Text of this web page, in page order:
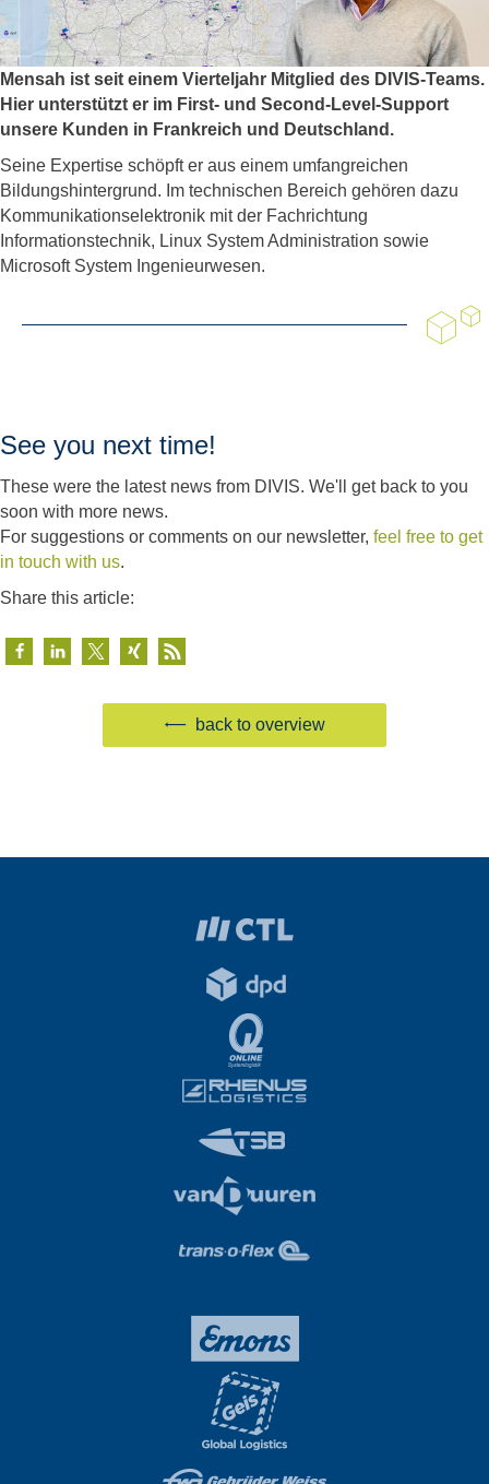
Mensah ist seit einem Vierteljahr Mitglied des DIVIS-Teams.
Hier unterstützt er im First- und Second-Level-Support
unsere Kunden in Frankreich und Deutschland.
Seine Expertise schöpft er aus einem umfangreichen
Bildungshintergrund. Im technischen Bereich gehören dazu
Kommunikationselektronik mit der Fachrichtung
Informationstechnik, Linux System Administration sowie
Microsoft System Ingenieurwesen.
See you next time!
These were the latest news from DIVIS. We'll get back to you
soon with more news.
For suggestions or comments on our newsletter, feel free to get
in touch with us.
Share this article:
back to overview